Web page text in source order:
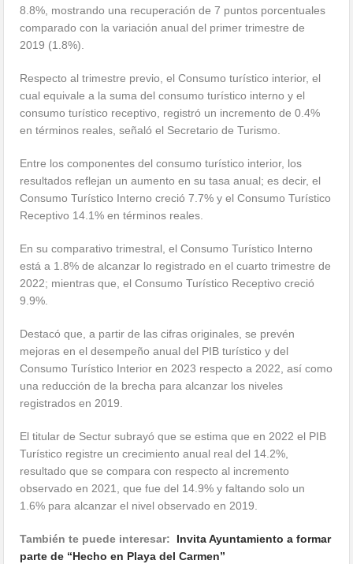
8.8%, mostrando una recuperación de 7 puntos porcentuales
comparado con la variación anual del primer trimestre de
2019 (1.8%).
Respecto al trimestre previo, el Consumo turístico interior, el
cual equivale a la suma del consumo turístico interno y el
consumo turístico receptivo, registró un incremento de 0.4%
en términos reales, señaló el Secretario de Turismo.
Entre los componentes del consumo turístico interior, los
resultados reflejan un aumento en su tasa anual; es decir, el
Consumo Turístico Interno creció 7.7% y el Consumo Turístico
Receptivo 14.1% en términos reales.
En su comparativo trimestral, el Consumo Turístico Interno
está a 1.8% de alcanzar lo registrado en el cuarto trimestre de
2022; mientras que, el Consumo Turístico Receptivo creció
9.9%.
Destacó que, a partir de las cifras originales, se prevén
mejoras en el desempeño anual del PIB turístico y del
Consumo Turístico Interior en 2023 respecto a 2022, así como
una reducción de la brecha para alcanzar los niveles
registrados en 2019.
El titular de Sectur subrayó que se estima que en 2022 el PIB
Turístico registre un crecimiento anual real del 14.2%,
resultado que se compara con respecto al incremento
observado en 2021, que fue del 14.9% y faltando solo un
1.6% para alcanzar el nivel observado en 2019.
También te puede interesar: Invita Ayuntamiento a formar
parte de “Hecho en Playa del Carmen”